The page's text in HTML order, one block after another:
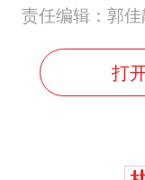
责任编辑：郭
打